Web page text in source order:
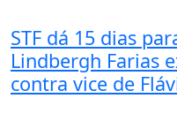
STF dá 15 dias
Lindbergh Farias
contra vice de